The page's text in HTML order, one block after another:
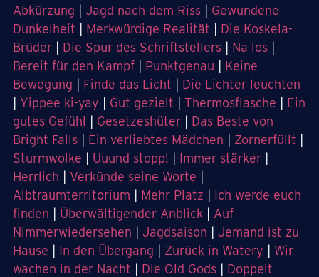
Abkürzung
Jagd nach dem Riss
Gewundene
Dunkelheit
Merkwürdige Realität
Die Koskela-
Brüder
Die Spur des Schriftstellers Na los
Bereit für den Kampf
Punktgenau
Keine
Bewegung
Finde das Licht
Die Lichter leuchten
Yippee ki-yay Gut gezielt Thermosflasche
Ein
gutes Gefühl
Gesetzeshüter
Das Beste von
Bright Falls
Ein verliebtes Mädchen Zornerfüllt
Sturmwolke
Uuund stopp! Immer stärker
Herrlich
Verkünde seine Worte
Albtraumterritorium
Mehr Platz
Ich werde euch
finden
Überwältigender Anblick
Auf
Nimmerwiedersehen
Jagdsaison
Jemand ist zu
Hause
In den Übergang Zurück in Watery
Wir
wachen in der Nacht
Die Old Gods
Doppelt